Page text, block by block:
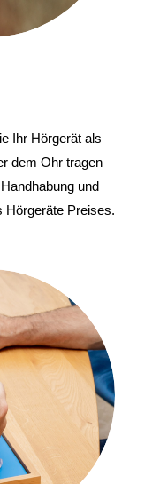
Ihr Hörgerät als
dem Ohr tragen
und
Hörgeräte Preises.